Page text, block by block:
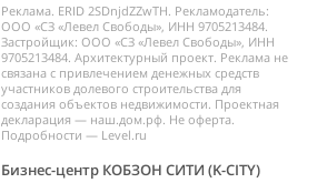
Реклама. ERID 2SDnjdZZwTH. Рекламодатель:
ООО «СЗ «Левел Свободы», ИНН 9705213484.
Застройщик: ООО «СЗ «Левел Свободы», ИНН
9705213484. Архитектурный проект. Реклама не
связана с привлечением денежных средств
участников долевого строительства для
создания объектов недвижимости. Проектная
декларация — наш.дом.рф. Не оферта.
Подробности — Level.ru
Бизнес-центр КОБЗОН СИТИ (K-CITY)